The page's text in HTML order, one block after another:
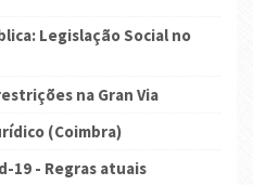
Legislação Social no
na Gran Via
(Coimbra)
19 - Regras atuais